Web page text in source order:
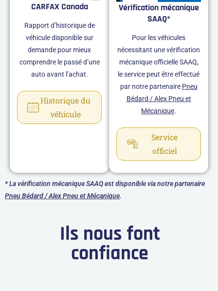
CARFAX Canada
Rapport d’historique de
véhicule disponible sur
demande pour mieux
comprendre le passé d’une
auto avant l’achat.
Historique du
véhicule
Vérification mécanique
SAAQ*
Pour les véhicules
nécessitant une vérification
mécanique officielle SAAQ,
le service peut être effectué
par notre partenaire Pneu
Bédard / Alex Pneu et
Mécanique.
Service
officiel
* La vérification mécanique SAAQ est disponible via notre partenaire
Pneu Bédard / Alex Pneu et Mécanique.
Ils nous font
confiance